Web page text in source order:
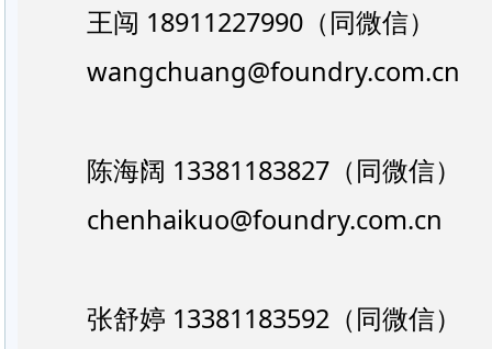
王闯 18911227990（同微信）
wangchuang@foundry.com.cn
陈海阔 13381183827（同微信）
chenhaikuo@foundry.com.cn
张舒婷 13381183592（同微信）